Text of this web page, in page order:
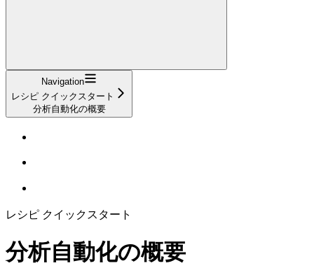
Navigation
レシピ クイックスタート
分析自動化の概要
レシピ クイックスタート
分析自動化の概要